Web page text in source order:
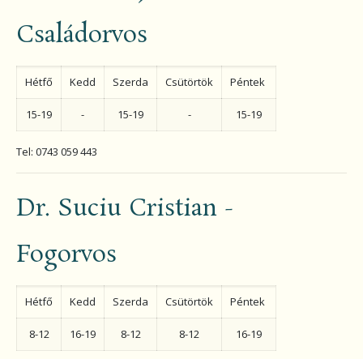
Családorvos
Hétfő Kedd Szerda Csütörtök Péntek
15-19 - 15-19 - 15-19
Tel: 0743 059 443
Dr. Suciu Cristian -
Fogorvos
Hétfő Kedd Szerda Csütörtök Péntek
8-12 16-19 8-12 8-12 16-19